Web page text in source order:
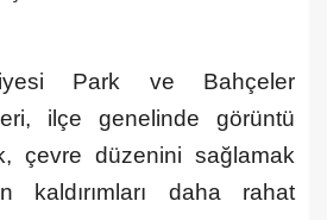
Park ve Bahçeler
ilçe genelinde görüntü
çevre düzenini sağlamak
kaldırımları daha rahat